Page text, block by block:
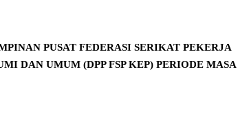
PUSAT FEDERASI SERIKAT PEKERJA
DAN UMUM (DPP FSP KEP) PERIODE